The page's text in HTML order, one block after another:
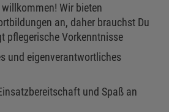
Wir bieten
an, daher brauchst Du
pflegerische Vorkenntnisse
und eigenverantwortliches
und Spaß an